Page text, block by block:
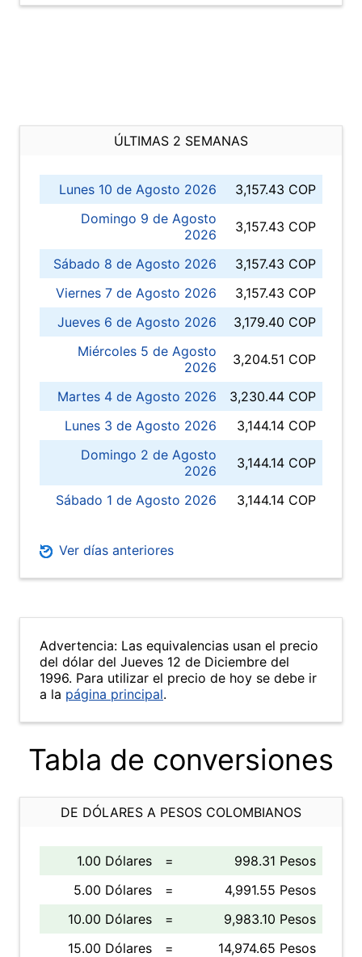
ÚLTIMAS 2 SEMANAS
Lunes 10 de Agosto 2026
3,157.43 COP
Domingo 9 de Agosto
2026
3,157.43 COP
Sábado 8 de Agosto 2026
3,157.43 COP
Viernes 7 de Agosto 2026
3,157.43 COP
Jueves 6 de Agosto 2026
3,179.40 COP
Miércoles 5 de Agosto
2026
3,204.51 COP
Martes 4 de Agosto 2026
3,230.44 COP
Lunes 3 de Agosto 2026
3,144.14 COP
Domingo 2 de Agosto
2026
3,144.14 COP
Sábado 1 de Agosto 2026 3,144.14 COP
Ver días anteriores
Advertencia: Las equivalencias usan el precio
del dólar del Jueves 12 de Diciembre del
1996. Para utilizar el precio de hoy se debe ir
a la página principal.
Tabla de conversiones
DE DÓLARES A PESOS COLOMBIANOS
1.00 Dólares =
998.31 Pesos
5.00 Dólares
=
4,991.55 Pesos
10.00 Dólares
=
9,983.10 Pesos
15.00 Dólares
=
14,974.65 Pesos